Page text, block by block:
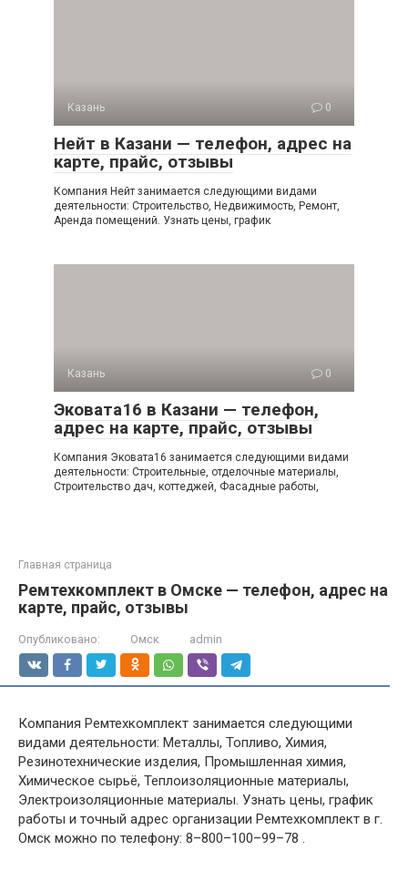
Казань 0
Нейт в Казани — телефон, адрес на
карте, прайс, отзывы
Компания Нейт занимается следующими видами
деятельности: Строительство, Недвижимость, Ремонт,
Аренда помещений. Узнать цены, график
Казань 0
Эковата16 в Казани — телефон,
адрес на карте, прайс, отзывы
Компания Эковата16 занимается следующими видами
деятельности: Строительные, отделочные материалы,
Строительство дач, коттеджей, Фасадные работы,
Главная страница
Ремтехкомплект в Омске — телефон, адрес на
карте, прайс, отзывы
Опубликовано: Омск admin
Компания Ремтехкомплект занимается следующими
видами деятельности: Металлы, Топливо, Химия,
Резинотехнические изделия, Промышленная химия,
Химическое сырьё, Теплоизоляционные материалы,
Электроизоляционные материалы. Узнать цены, график
работы и точный адрес организации Ремтехкомплект в г.
Омск можно по телефону: 8–800–100–99–78 .